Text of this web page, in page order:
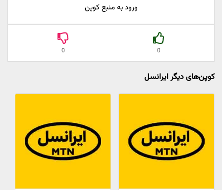
ورود به منبع کوپن
0
0
کوپن‌های دیگر ایرانسل